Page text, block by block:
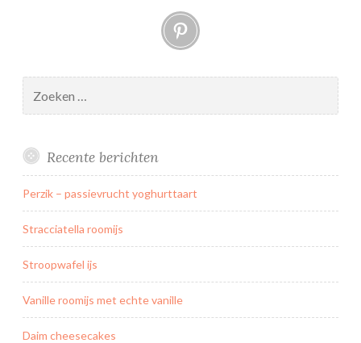
Pinterest
naar:
Recente berichten
Perzik – passievrucht yoghurttaart
Stracciatella roomijs
Stroopwafel ijs
Vanille roomijs met echte vanille
Daim cheesecakes